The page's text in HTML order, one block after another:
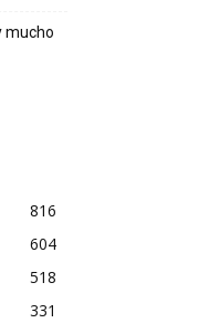
mucho
816
604
518
331